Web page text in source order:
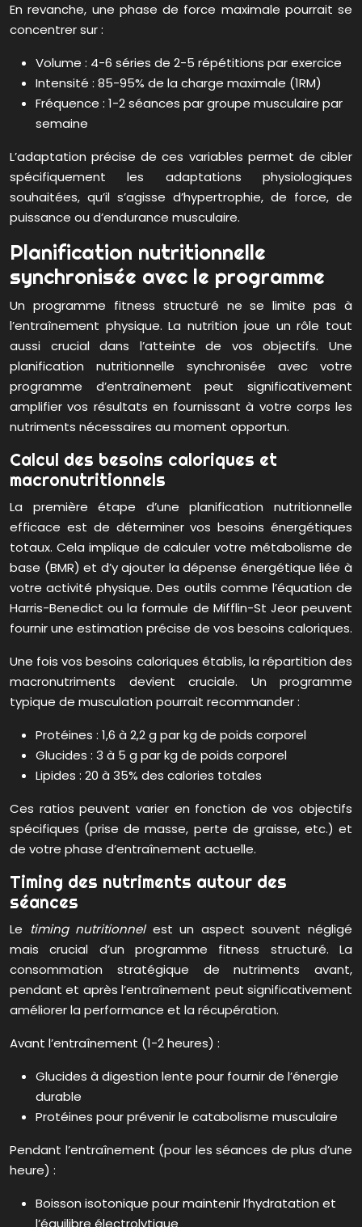
En revanche, une phase de force maximale pourrait se
concentrer sur :
Volume : 4-6 séries de 2-5 répétitions par exercice
Intensité : 85-95% de la charge maximale (1RM)
Fréquence : 1-2 séances par groupe musculaire par
semaine
L’adaptation précise de ces variables permet de cibler
spécifiquement les adaptations physiologiques
souhaitées, qu’il s’agisse d’hypertrophie, de force, de
puissance ou d’endurance musculaire.
Planification nutritionnelle
synchronisée avec le programme
Un programme fitness structuré ne se limite pas à
l’entraînement physique. La nutrition joue un rôle tout
aussi crucial dans l’atteinte de vos objectifs. Une
planification nutritionnelle synchronisée avec votre
programme d’entraînement peut significativement
amplifier vos résultats en fournissant à votre corps les
nutriments nécessaires au moment opportun.
Calcul des besoins caloriques et
macronutritionnels
La première étape d’une planification nutritionnelle
efficace est de déterminer vos besoins énergétiques
totaux. Cela implique de calculer votre métabolisme de
base (BMR) et d’y ajouter la dépense énergétique liée à
votre activité physique. Des outils comme l’équation de
Harris-Benedict ou la formule de Mifflin-St Jeor peuvent
fournir une estimation précise de vos besoins caloriques.
Une fois vos besoins caloriques établis, la répartition des
macronutriments devient cruciale. Un programme
typique de musculation pourrait recommander :
Protéines : 1,6 à 2,2 g par kg de poids corporel
Glucides : 3 à 5 g par kg de poids corporel
Lipides : 20 à 35% des calories totales
Ces ratios peuvent varier en fonction de vos objectifs
spécifiques (prise de masse, perte de graisse, etc.) et
de votre phase d’entraînement actuelle.
Timing des nutriments autour des
séances
Le timing nutritionnel est un aspect souvent négligé
mais crucial d’un programme fitness structuré. La
consommation stratégique de nutriments avant,
pendant et après l’entraînement peut significativement
améliorer la performance et la récupération.
Avant l’entraînement (1-2 heures) :
Glucides à digestion lente pour fournir de l’énergie
durable
Protéines pour prévenir le catabolisme musculaire
Pendant l’entraînement (pour les séances de plus d’une
heure) :
Boisson isotonique pour maintenir l’hydratation et
l’équilibre électrolytique